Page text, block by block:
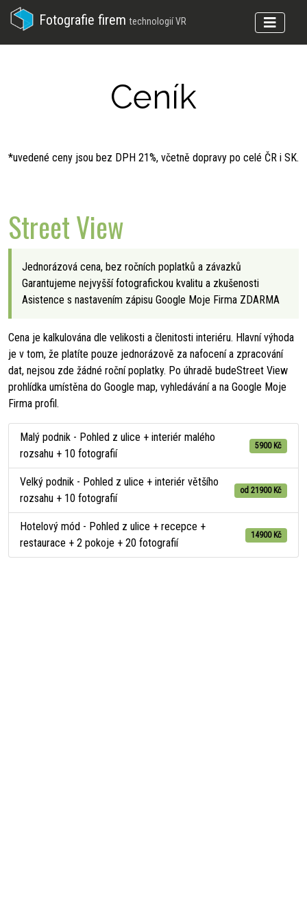
Fotografie firemtechnologií VR
Ceník
*uvedené ceny jsou bez DPH 21%, včetně dopravy po celé ČR i SK.
Street View
Jednorázová cena, bez ročních poplatků a závazků
Garantujeme nejvyšší fotografickou kvalitu a zkušenosti
Asistence s nastavením zápisu Google Moje Firma ZDARMA
Cena je kalkulována dle velikosti a členitosti interiéru. Hlavní výhoda
je v tom, že platíte pouze jednorázově za nafocení a zpracování
dat, nejsou zde žádné roční poplatky. Po úhradě budeStreet View
prohlídka umístěna do Google map, vyhledávání a na Google Moje
Firma profil.
Malý podnik - Pohled z ulice + interiér malého
rozsahu + 10 fotografií
5900 Kč
Velký podnik - Pohled z ulice + interiér většího
rozsahu + 10 fotografií
od 21900 Kč
Hotelový mód - Pohled z ulice + recepce +
restaurace + 2 pokoje + 20 fotografií
14900 Kč